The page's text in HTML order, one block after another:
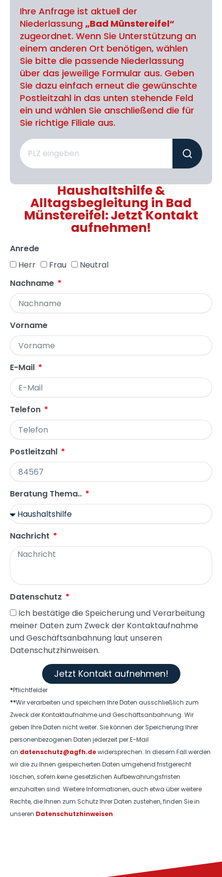
Ihre Anfrage ist aktuell der
Niederlassung „Bad Münstereifel“
zugeordnet. Wenn Sie Unterstützung an
einem anderen Ort benötigen, wählen
Sie bitte die passende Niederlassung
über das jeweilige Formular aus. Geben
Sie dazu einfach erneut die gewünschte
Postleitzahl in das unten stehende Feld
ein und wählen Sie anschließend die für
Sie richtige Filiale aus.
Haushaltshilfe &
Alltagsbegleitung in Bad
Münstereifel: Jetzt Kontakt
aufnehmen!
Anrede
Herr
Frau
Neutral
Nachname
Vorname
E-Mail
Telefon
Postleitzahl
Beratung Thema..
Nachricht
Datenschutz
Ich bestätige die Speicherung und Verarbeitung
meiner Daten zum Zweck der Kontaktaufnahme
und Geschäftsanbahnung laut unseren
Datenschutzhinweisen.
Jetzt Kontakt aufnehmen!
*Pflichtfelder
**Wir verarbeiten und speichern Ihre Daten ausschließlich zum
Zweck der Kontaktaufnahme und Geschäftsanbahnung. Wir
geben Ihre Daten nicht weiter. Sie können der Speicherung Ihrer
personenbezogenen Daten jederzeit per E-Mail
an datenschutz@agfh.dewidersprechen. In diesem Fall werden
wir die zu Ihnen gespeicherten Daten umgehend fristgerecht
löschen, sofern keine gesetzlichen Aufbewahrungsfristen
einzuhalten sind. Weitere Informationen, auch etwa über weitere
Rechte, die Ihnen zum Schutz Ihrer Daten zustehen, finden Sie in
unseren Datenschutzhinweisen.